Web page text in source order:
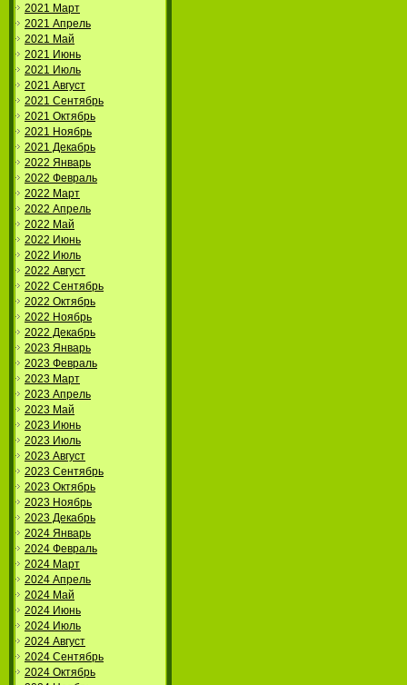
2021 Март
2021 Апрель
2021 Май
2021 Июнь
2021 Июль
2021 Август
2021 Сентябрь
2021 Октябрь
2021 Ноябрь
2021 Декабрь
2022 Январь
2022 Февраль
2022 Март
2022 Апрель
2022 Май
2022 Июнь
2022 Июль
2022 Август
2022 Сентябрь
2022 Октябрь
2022 Ноябрь
2022 Декабрь
2023 Январь
2023 Февраль
2023 Март
2023 Апрель
2023 Май
2023 Июнь
2023 Июль
2023 Август
2023 Сентябрь
2023 Октябрь
2023 Ноябрь
2023 Декабрь
2024 Январь
2024 Февраль
2024 Март
2024 Апрель
2024 Май
2024 Июнь
2024 Июль
2024 Август
2024 Сентябрь
2024 Октябрь